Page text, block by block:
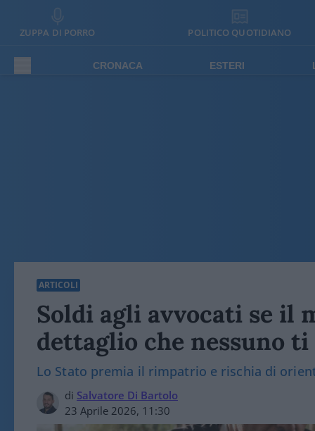
ZUPPA DI PORRO POLITICO QUOTIDIANO
CRONACA ESTERI
ARTICOLI
Soldi agli avvocati se il
dettaglio che nessuno ti
Lo Stato premia il rimpatrio e rischia di
di Salvatore Di Bartolo
23 Aprile 2026, 11:30